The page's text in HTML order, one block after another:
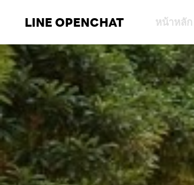
LINE OPENCHAT หน้าหลัก